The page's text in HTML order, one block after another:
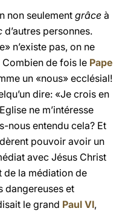
non seulement grâce à
d’autres personnes.
n’existe pas, on ne
de fois le Pape
un «nous» ecclésial!
dire: «Je crois en
ne m’intéresse
nous entendu cela? Et
pouvoir avoir un
avec Jésus Christ
de la médiation de
dangereuses et
le grand Paul VI,